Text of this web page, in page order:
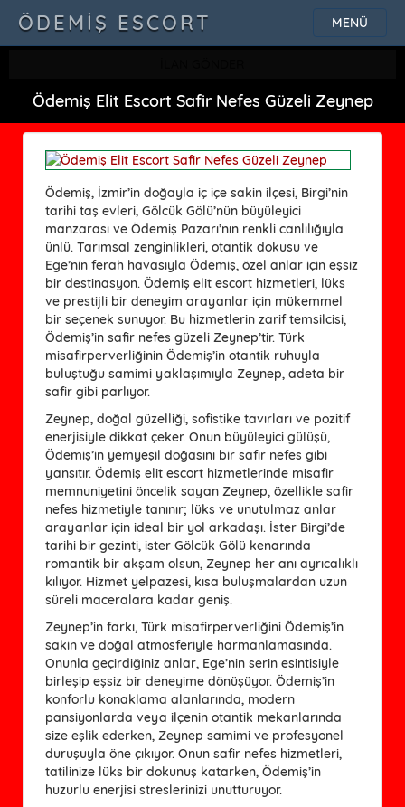
MENÜ
ÖDEMIŞ ESCORT
Ödemiş Elit Escort Safir Nefes Güzeli Zeynep
Ödemiş, İzmir’in doğayla iç içe sakin ilçesi, Birgi’nin
tarihi taş evleri, Gölcük Gölü’nün büyüleyici
manzarası ve Ödemiş Pazarı’nın renkli canlılığıyla
ünlü. Tarımsal zenginlikleri, otantik dokusu ve
Ege’nin ferah havasıyla Ödemiş, özel anlar için eşsiz
bir destinasyon. Ödemiş elit escort hizmetleri, lüks
ve prestijli bir deneyim arayanlar için mükemmel
bir seçenek sunuyor. Bu hizmetlerin zarif temsilcisi,
Ödemiş’in safir nefes güzeli Zeynep’tir. Türk
misafirperverliğinin Ödemiş’in otantik ruhuyla
buluştuğu samimi yaklaşımıyla Zeynep, adeta bir
safir gibi parlıyor.
Zeynep, doğal güzelliği, sofistike tavırları ve pozitif
enerjisiyle dikkat çeker. Onun büyüleyici gülüşü,
Ödemiş’in yemyeşil doğasını bir safir nefes gibi
yansıtır. Ödemiş elit escort hizmetlerinde misafir
memnuniyetini öncelik sayan Zeynep, özellikle safir
nefes hizmetiyle tanınır; lüks ve unutulmaz anlar
arayanlar için ideal bir yol arkadaşı. İster Birgi’de
tarihi bir gezinti, ister Gölcük Gölü kenarında
romantik bir akşam olsun, Zeynep her anı ayrıcalıklı
kılıyor. Hizmet yelpazesi, kısa buluşmalardan uzun
süreli maceralara kadar geniş.
Zeynep’in farkı, Türk misafirperverliğini Ödemiş’in
sakin ve doğal atmosferiyle harmanlamasında.
Onunla geçirdiğiniz anlar, Ege’nin serin esintisiyle
birleşip eşsiz bir deneyime dönüşüyor. Ödemiş’in
konforlu konaklama alanlarında, modern
pansiyonlarda veya ilçenin otantik mekanlarında
size eşlik ederken, Zeynep samimi ve profesyonel
duruşuyla öne çıkıyor. Onun safir nefes hizmetleri,
tatilinize lüks bir dokunuş katarken, Ödemiş’in
huzurlu enerjisi streslerinizi unutturuyor.